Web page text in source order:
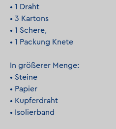
• 1 Draht
• 3 Kartons
• 1 Schere,
• 1 Packung Knete
In größerer Menge:
• Steine
• Papier
• Kupferdraht
• Isolierband